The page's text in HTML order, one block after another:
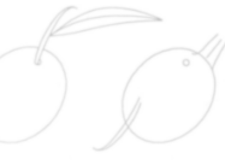
El Real Madrid
Vinicius y espera
Irán anuncia
tránsito de